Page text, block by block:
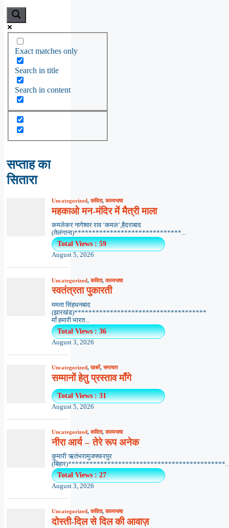
Exact matches only
Search in title
Search in content
सप्ताह का
सितारा
Uncategorized,कविता,काव्यभाषा
महकाओ मन-मंदिर में मैत्री माला
कमलेकर नागेश्वर राव ‘कमल’,हैदराबाद
(तेलंगाना)******************************...
Total Views : 59
August 5, 2026
Uncategorized,कविता,काव्यभाषा
स्वतंत्रता पुकारती
ममता सिंहधनबाद
(झारखंड)*************************************
माँ हमारी भारत...
Total Views : 36
August 3, 2026
Uncategorized,खबरें,समाचार
सम्मानों हेतु प्रस्ताव माँगे
Total Views : 31
August 5, 2026
Uncategorized,कविता,काव्यभाषा
नीरा आर्य – तेरे रूप अनेक
कुमारी ऋतंभरामुजफ्फरपुर
Total Views : 27
August 3, 2026
Uncategorized,कविता,काव्यभाषा
दोस्ती-दिल से दिल की आवाज़